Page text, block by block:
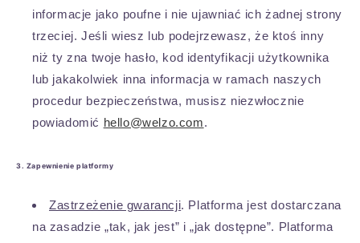
informacje jako poufne i nie ujawniać ich żadnej strony
trzeciej. Jeśli wiesz lub podejrzewasz, że ktoś inny
niż ty zna twoje hasło, kod identyfikacji użytkownika
lub jakakolwiek inna informacja w ramach naszych
procedur bezpieczeństwa, musisz niezwłocznie
powiadomić hello@welzo.com.
3. Zapewnienie platformy
Zastrzeżenie gwarancji. Platforma jest dostarczana
na zasadzie „tak, jak jest” i „jak dostępne”. Platforma